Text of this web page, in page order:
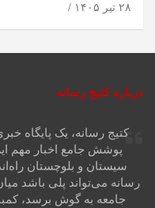
۲۸ تیر ۱۴۰۵
درباره کتیج رسانه
کتیج رسانه، یک پایگاه
پوشش جامع اخبار مهم
سیستان و بلوچستان
رسانه می‌تواند پلی باشد
جامعه به گوش برسد،